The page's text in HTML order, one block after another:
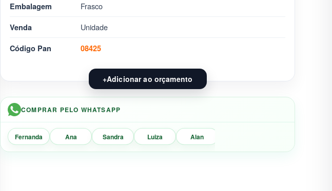
Embalagem Frasco
Venda Unidade
Código Pan 08425
+Adicionar ao orçamento
COMPRAR PELO WHATSAPP
Fernanda Ana Sandra Luiza Alan